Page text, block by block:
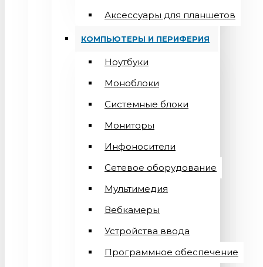
Аксессуары для планшетов
КОМПЬЮТЕРЫ И ПЕРИФЕРИЯ
Ноутбуки
Моноблоки
Системные блоки
Мониторы
Инфоносители
Сетевое оборудование
Мультимедия
Вебкамеры
Устройства ввода
Программное обеспечение